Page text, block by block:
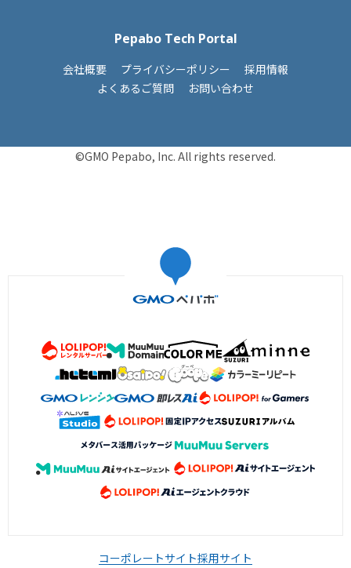
Pepabo Tech Portal
会社概要 プライバシーポリシー
採用情報
よくあるご質問
お問い合わせ
©GMO Pepabo, Inc. All rights reserved.
コーポレートサイト採用サイト